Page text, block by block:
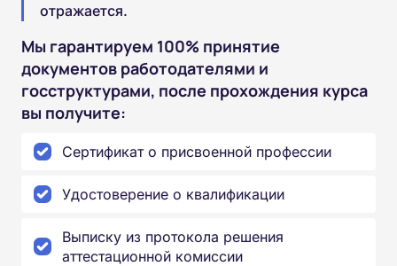
отражается.
Мы гарантируем 100% принятие
документов работодателями и
госструктурами, после прохождения курса
вы получите:
Сертификат о присвоенной профессии
Удостоверение о квалификации
Выписку из протокола решения
аттестационной комиссии